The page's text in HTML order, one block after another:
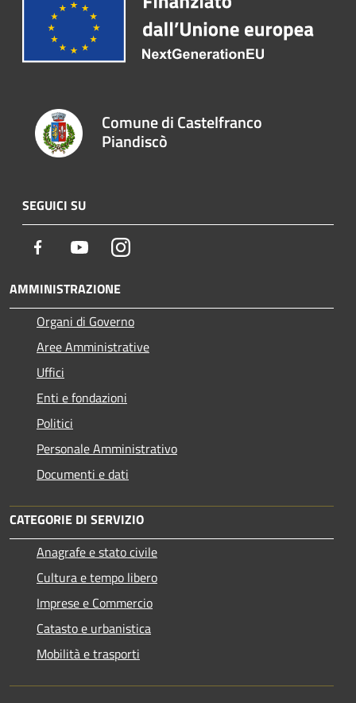
Comune di Castelfranco
Piandiscò
SEGUICI SU
Facebook YoutubeInstagram
AMMINISTRAZIONE
Organi di Governo
Aree Amministrative
Uffici
Enti e fondazioni
Politici
Personale Amministrativo
Documenti e dati
CATEGORIE DI SERVIZIO
Anagrafe e stato civile
Cultura e tempo libero
Imprese e Commercio
Catasto e urbanistica
Mobilità e trasporti